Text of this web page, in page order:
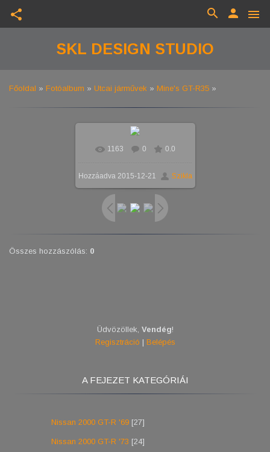
share menu
person
search
SKL DESIGN STUDIO
Főoldal » Fotóalbum » Utcai járművek » Mine's GT-R35 »
Valós méretben 1024x576
218.7Kb
1163 0 0.0
Hozzáadva2015-12-21 Szikla
Összes hozzászólás: 0
Üdvözöllek Vendég!
Regisztráció | Belépés
A FEJEZET KATEGÓRIÁI
Nissan 2000 GT-R '69 [27]
Nissan 2000 GT-R '73 [24]